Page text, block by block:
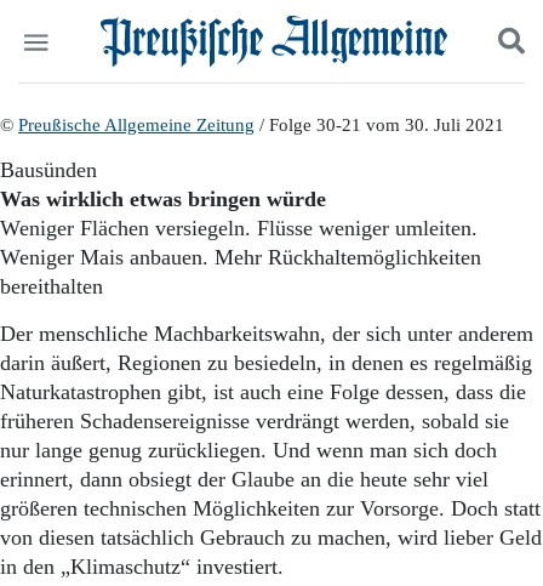
Start
Wer wir sind
Aktuelle Ausgabe
Abonnenten-Login
Politik
Panorama
Gesellschaft
Leben
Pommern
Berlin-Brandenburg
Schlesien
Danzig und Westpreußen
Bücher
Suchen und finden
© Preußische Allgemeine Zeitung / Folge 30-21 vom 30. Juli 2021
Bausünden
Was wirklich etwas bringen würde
Weniger Flächen versiegeln. Flüsse weniger umleiten.
Weniger Mais anbauen. Mehr Rückhaltemöglichkeiten
bereithalten
Der menschliche Machbarkeitswahn, der sich unter anderem
darin äußert, Regionen zu besiedeln, in denen es regelmäßig
Naturkatastrophen gibt, ist auch eine Folge dessen, dass die
früheren Schadensereignisse verdrängt werden, sobald sie
nur lange genug zurückliegen. Und wenn man sich doch
erinnert, dann obsiegt der Glaube an die heute sehr viel
größeren technischen Möglichkeiten zur Vorsorge. Doch statt
von diesen tatsächlich Gebrauch zu machen, wird lieber Geld
in den „Klimaschutz“ investiert.